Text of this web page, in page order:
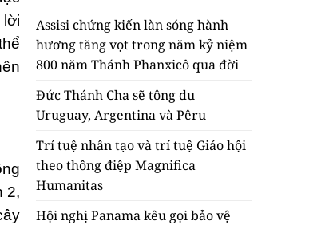
lời
2,
Assisi chứng kiến làn sóng hành
hương tăng vọt trong năm kỷ niệm
800 năm Thánh Phanxicô qua đời
Đức Thánh Cha sẽ tông du
Uruguay, Argentina và Pêru
Trí tuệ nhân tạo và trí tuệ Giáo hội
theo thông điệp Magnifica
Humanitas
Hội nghị Panama kêu gọi bảo vệ